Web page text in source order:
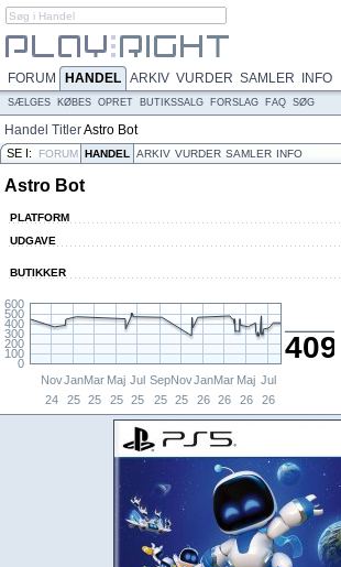
FORUM HANDEL ARKIV VURDER SAMLER INFO
SÆLGES KØBES OPRET BUTIKSSALG FORSLAG FAQ SØG
Handel TitlerAstro Bot
SE I: FORUM HANDEL ARKIV VURDER SAMLER INFO
Astro Bot
PLATFORM
UDGAVE
BUTIKKER
Nov
24
Jan
25
Mar
25
Maj
25
Jul
25
Sep
25
Nov
25
Jan
26
Mar
26
Maj
26
Jul
26
0
100
200
300
400
500
600
409,-